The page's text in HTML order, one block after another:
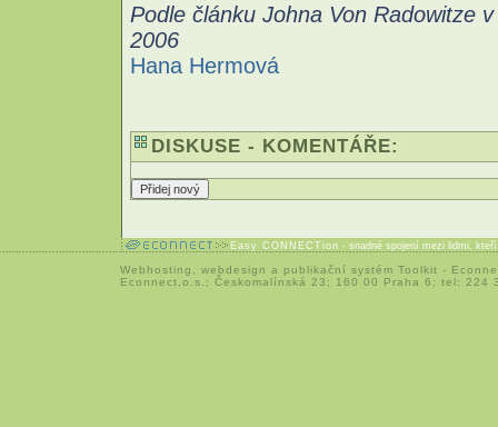
Podle článku Johna Von Radowitze
2006
Hana Hermová
DISKUSE - KOMENTÁŘE:
Easy CONNECTion - snadné spojení mezi lidmi,
Webhosting webdesign a publikační systém Toolkit -
Econnect,o.s.; Českomalínská 23; 160 00 Praha 6; tel: 224